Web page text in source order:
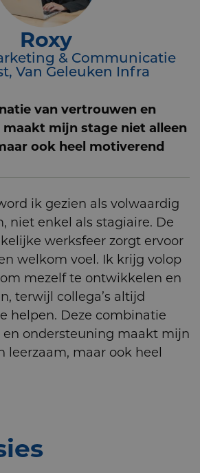
van vertrouwen en
mijn stage niet alleen
ook heel motiverend
Roxy
& Communicatie
Van Geleuken Infra
ik gezien als volwaardig
niet enkel als stagiaire. De
werksfeer zorgt ervoor
welkom voel. Ik krijg volop
mezelf te ontwikkelen en
terwijl collega’s altijd
helpen. Deze combinatie
ondersteuning maakt mijn
leerzaam, maar ook heel